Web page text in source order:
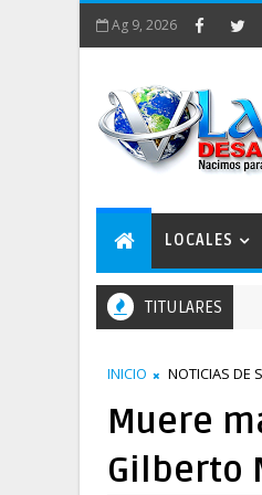
Ag 9, 2026
LOCALES
TITULARES
INICIO NOTICIAS DE
Muere
Gilberto